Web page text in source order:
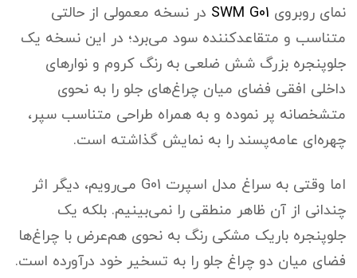
نمای روبروی SWM G01 در نسخه معمولی از حالتی
متناسب و متقاعدکننده سود می‌برد؛ در این نسخه یک
جلوپنجره بزرگ شش ضلعی به رنگ کروم و نوارهای
داخلی افقی فضای میان چراغ‌های جلو را به نحوی
متشخصانه پر نموده و به همراه طراحی متناسب سپر،
چهره‌ای عامه‌پسند را به نمایش گذاشته است.
اما وقتی به سراغ مدل اسپرت G01 می‌رویم، دیگر اثر
چندانی از آن ظاهر منطقی را نمی‌بینیم. بلکه یک
جلوپنجره باریک مشکی رنگ به نحوی هم‌عرض با چراغ‌ها
فضای میان دو چراغ جلو را به تسخیر خود درآورده است.